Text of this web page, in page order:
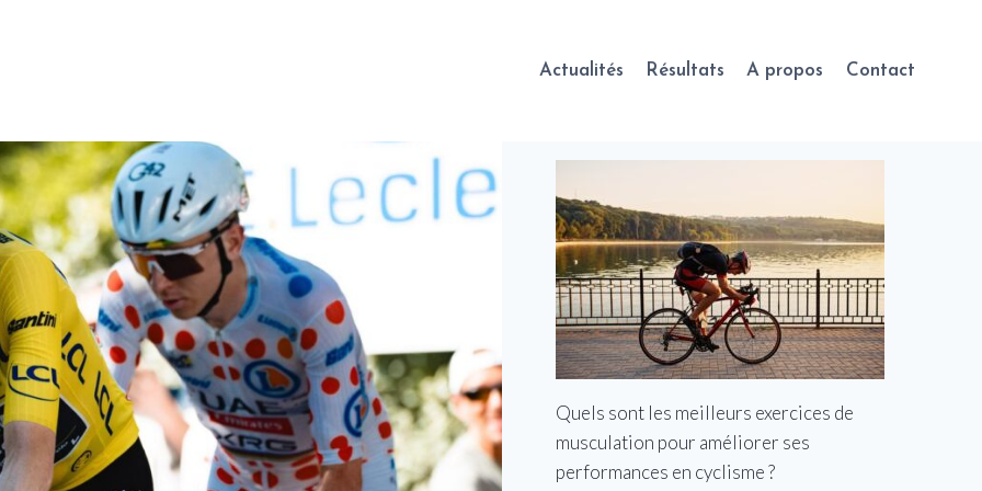
Actualités Résultats A propos Contact
Quels sont les meilleurs exercices de
musculation pour améliorer ses
performances en cyclisme ?